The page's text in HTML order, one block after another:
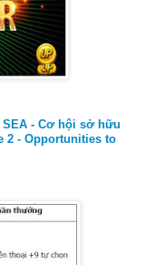
- Cơ hội sở hữu
2 - Opportunities to